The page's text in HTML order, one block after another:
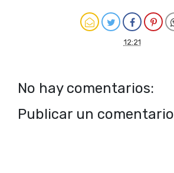
12:21
No hay comentarios:
Publicar un comentario